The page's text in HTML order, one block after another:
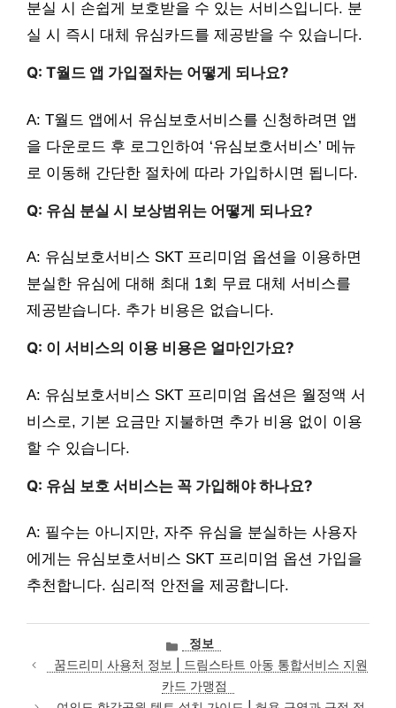
분실 시 손쉽게 보호받을 수 있는 서비스입니다. 분
실 시 즉시 대체 유심카드를 제공받을 수 있습니다.
Q: T월드 앱 가입절차는 어떻게 되나요?
A: T월드 앱에서 유심보호서비스를 신청하려면 앱
을 다운로드 후 로그인하여 ‘유심보호서비스’ 메뉴
로 이동해 간단한 절차에 따라 가입하시면 됩니다.
Q: 유심 분실 시 보상범위는 어떻게 되나요?
A: 유심보호서비스 SKT 프리미엄 옵션을 이용하면
분실한 유심에 대해 최대 1회 무료 대체 서비스를
제공받습니다. 추가 비용은 없습니다.
Q: 이 서비스의 이용 비용은 얼마인가요?
A: 유심보호서비스 SKT 프리미엄 옵션은 월정액 서
비스로, 기본 요금만 지불하면 추가 비용 없이 이용
할 수 있습니다.
Q: 유심 보호 서비스는 꼭 가입해야 하나요?
A: 필수는 아니지만, 자주 유심을 분실하는 사용자
에게는 유심보호서비스 SKT 프리미엄 옵션 가입을
추천합니다. 심리적 안전을 제공합니다.
카
테
고
리
정보
꿈드리미 사용처 정보 | 드림스타트 아동 통합서비스 지원
카드 가맹점